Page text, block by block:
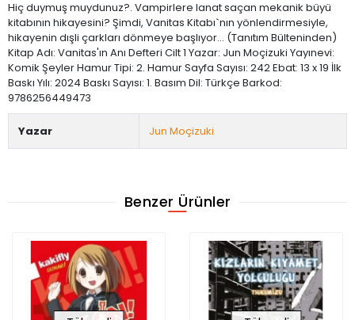
Hiç duymuş muydunuz?. Vampirlere lanat saçan mekanik büyü
kitabının hikayesini? Şimdi, Vanitas Kitabı`nın yönlendirmesiyle,
hikayenin dışli çarkları dönmeye başlıyor… (Tanıtım Bülteninden)
Kitap Adı: Vanitas'ın Anı Defteri Cilt 1 Yazar: Jun Moçizuki Yayınevi:
Komik Şeyler Hamur Tipi: 2. Hamur Sayfa Sayısı: 242 Ebat: 13 x 19 İlk
Baskı Yılı: 2024 Baskı Sayısı: 1. Basım Dil: Türkçe Barkod:
9786256449473
Yazar Jun Moçizuki
Benzer Ürünler